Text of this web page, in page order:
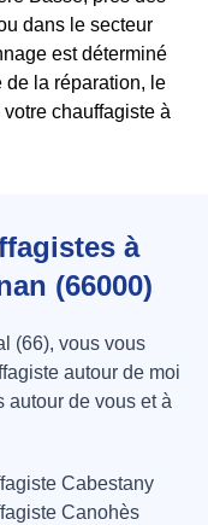
dans le secteur
est déterminé
de la réparation, le
votre chauffagiste à
à
(66000)
(66), vous vous
autour de moi
autour de vous et à
Cabestany
Canohès